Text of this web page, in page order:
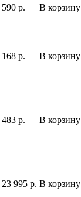
590 р. В корзину
168 р. В корзину
483 р. В корзину
23 995 р. В корзину